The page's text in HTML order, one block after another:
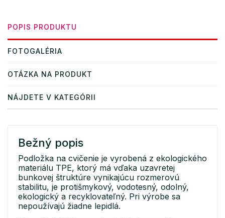
POPIS PRODUKTU
FOTOGALÉRIA
OTÁZKA NA PRODUKT
NÁJDETE V KATEGÓRII
Bežný popis
Podložka na cvičenie je vyrobená z ekologického
materiálu TPE, ktorý má vďaka uzavretej
bunkovej štruktúre vynikajúcu rozmerovú
stabilitu, je protišmykový, vodotesný, odolný,
ekologický a recyklovateľný. Pri výrobe sa
nepoužívajú žiadne lepidlá.